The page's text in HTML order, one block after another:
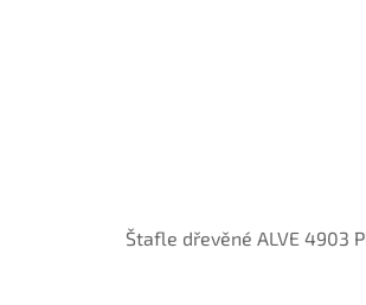
Štafle dřevěné ALVE 4903